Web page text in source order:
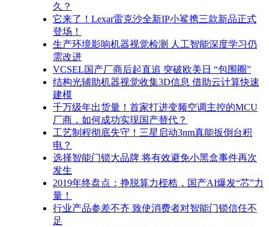
久？
它来了！Lexar雷克沙全新IP小鲨携三款新品正式
登场！
生产环境影响机器视觉检测 人工智能深度学习仍
需改进
VCSEL国产厂商后起直追 突破欧美日 “包围圈”
结构光辅助机器视觉收集3D信息 借助云计算快速
建模
千万级年出货量！首家打进变频空调主控的MCU
厂商，如何成功实现国产替代？
工艺制程彻底失守！三星启动3nm真能扳倒台积
电？
选择智能门锁大品牌 将有效避免小黑盒事件再次
发生
2019年终盘点：挣脱算力桎梏，国产AI爆发“芯”力
量！
行业产品参差不齐 致使消费者对智能门锁信任不
足